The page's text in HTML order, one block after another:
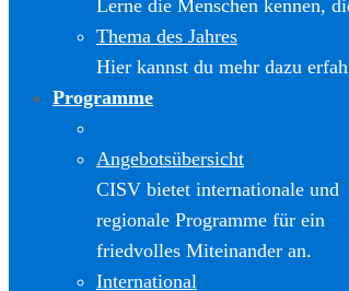
Lerne die Menschen kennen,
Thema des Jahres
Hier kannst du mehr dazu
Programme
Angebotsübersicht
CISV bietet internationale und
regionale Programme für ein
friedvolles Miteinander an.
International